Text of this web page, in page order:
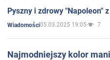
Pyszny i zdrowy "Napoleon"
Wiadomości05.03.2025 19:05 7
Najmodniejszy kolor